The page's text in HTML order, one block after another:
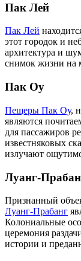
Пак Лей
Пак Лей
этот городок и
архитектура и
снимок жизни на
Пак Оу
Пещеры Пак Оу,
являются
для пассажиров
известняковых
излучают
Луанг-
Признанный
Луанг-Прабанг
Колониальные
церемония
истории и